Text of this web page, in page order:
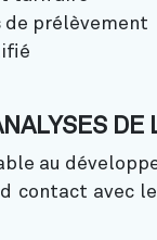
prélèvement
DE
au
contact avec